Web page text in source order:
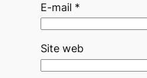
E-mail *
Site web